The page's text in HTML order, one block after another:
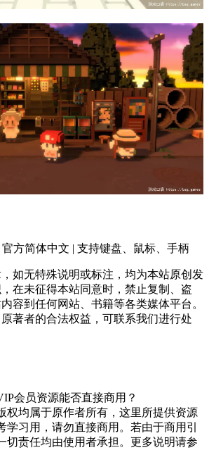
官方简体中文 | 支持键盘、鼠标、手柄
如无特殊说明或标注，均为本站原创发
在未征得本站同意时，禁止复制、盗
容到任何网站、书籍等各类媒体平台。
著者的合法权益，可联系我们进行处
会员资源能否直接商用？
权均属于原作者所有，这里所提供资源
学习用，请勿直接商用。若由于商用引
切责任均由使用者承担。更多说明请参